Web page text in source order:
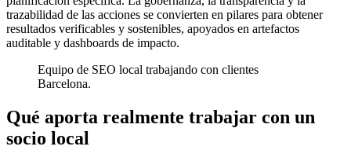
trazabilidad de las acciones se convierten en pilares para obtener
resultados verificables y sostenibles, apoyados en artefactos
auditable y dashboards de impacto.
Equipo de SEO local trabajando con clientes
Barcelona.
Qué aporta realmente trabajar con un
socio local